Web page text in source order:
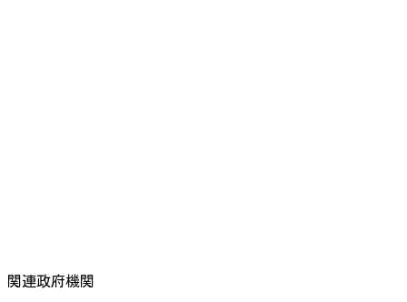
関連政府機関